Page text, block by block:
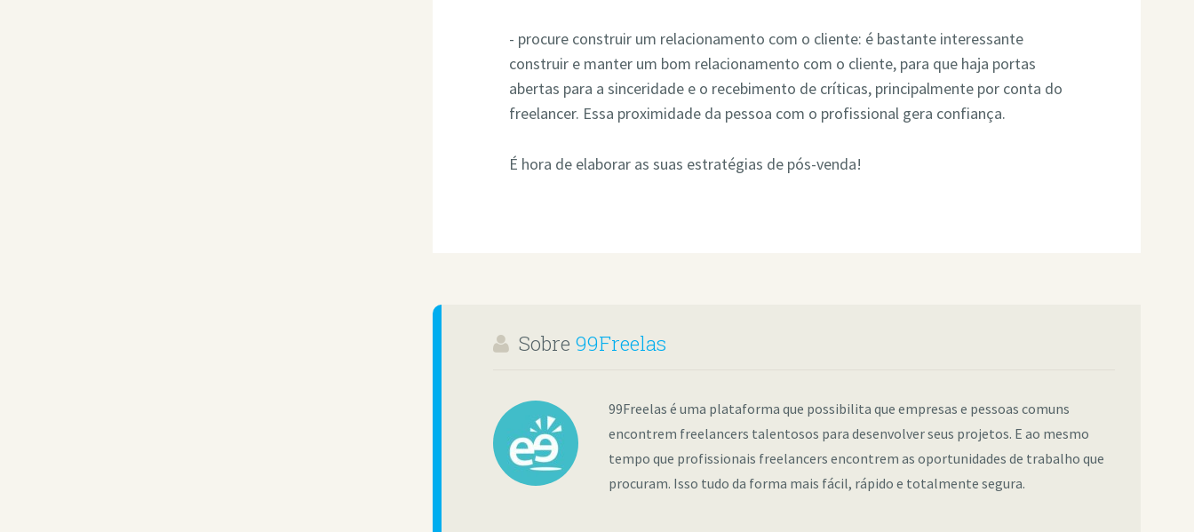
- procure construir um relacionamento com o cliente: é bastante interessante
construir e manter um bom relacionamento com o cliente, para que haja portas
abertas para a sinceridade e o recebimento de críticas, principalmente por conta do
freelancer. Essa proximidade da pessoa com o profissional gera confiança.
É hora de elaborar as suas estratégias de pós-venda!
Sobre 99Freelas
99Freelas é uma plataforma que possibilita que empresas e pessoas comuns
encontrem freelancers talentosos para desenvolver seus projetos. E ao mesmo
tempo que profissionais freelancers encontrem as oportunidades de trabalho que
procuram. Isso tudo da forma mais fácil, rápido e totalmente segura.